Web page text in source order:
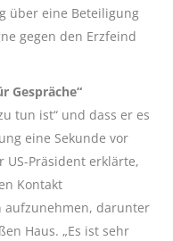
über eine Beteiligung
gegen den Erzfeind
Gespräche“
tun ist“ und dass er es
eine Sekunde vor
US-Präsident erklärte,
Kontakt
aufzunehmen, darunter
Haus. „Es ist sehr